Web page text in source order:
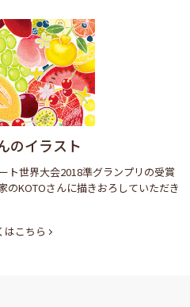
のイラスト
ト世界大会2018準グランプリの受賞
のKOTOさんに描きおろしていただき
はこちら